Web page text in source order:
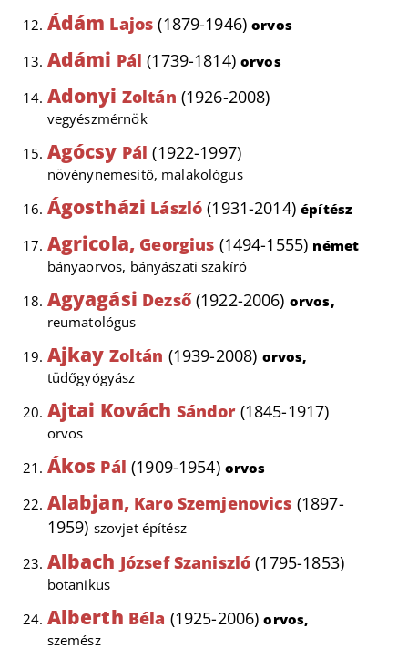
Ádám Lajos(1879-1946)orvos
Adámi Pál(1739-1814)orvos
Adonyi Zoltán (1926-2008)
vegyészmérnök
Agócsy Pál(1922-1997)
növénynemesítő, malakológus
Ágostházi László(1931-2014)építész
Agricola, Georgius (1494-1555) német
bányaorvos, bányászati szakíró
Agyagási Dezső(1922-2006) orvos,
reumatológus
Ajkay Zoltán (1939-2008) orvos,
tüdőgyógyász
Ajtai Kovách Sándor (1845-1917)
orvos
Ákos Pál(1909-1954) orvos
Alabjan, Karo Szemjenovics (1897-
1959) szovjet építész
Albach József Szaniszló(1795-1853)
botanikus
Alberth Béla (1925-2006)orvos,
szemész